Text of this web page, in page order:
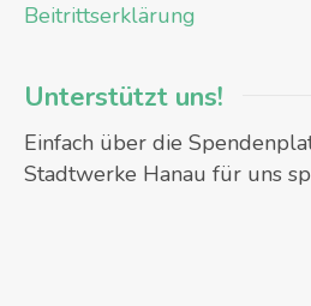
Beitrittserklärung
Unterstützt uns!
Einfach über die
Stadtwerke Hanau für uns